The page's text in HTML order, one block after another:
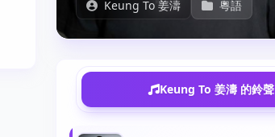
Keung To 姜濤 粵語
Keung To 姜濤 的鈴聲